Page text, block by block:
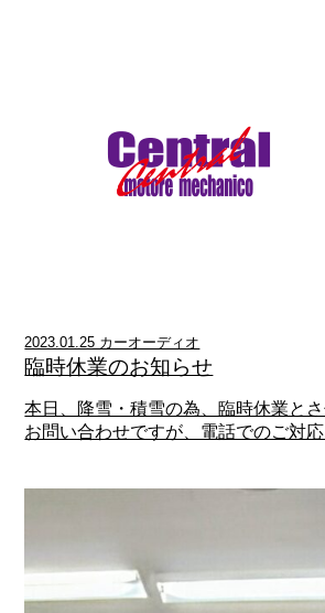
2023.01.25 カーオーディオ
臨時休業のお知らせ
本日、降雪・積雪の為、臨時休業とさ
お問い合わせですが、電話でのご対応